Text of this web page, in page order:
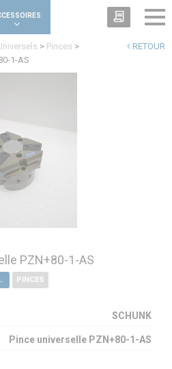
RETOUR
> Pinces >
1-AS
PZN+80-1-AS
UNIVERSELS PINCES
SCHUNK
Pince universelle PZN+80-1-AS